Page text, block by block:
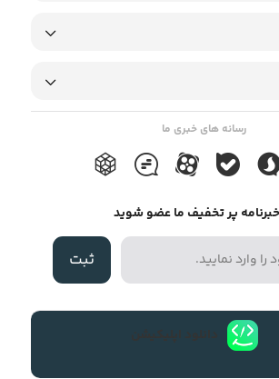
رسانه های خبری ما
پر تخفیف ما عضو شوید
ثبت